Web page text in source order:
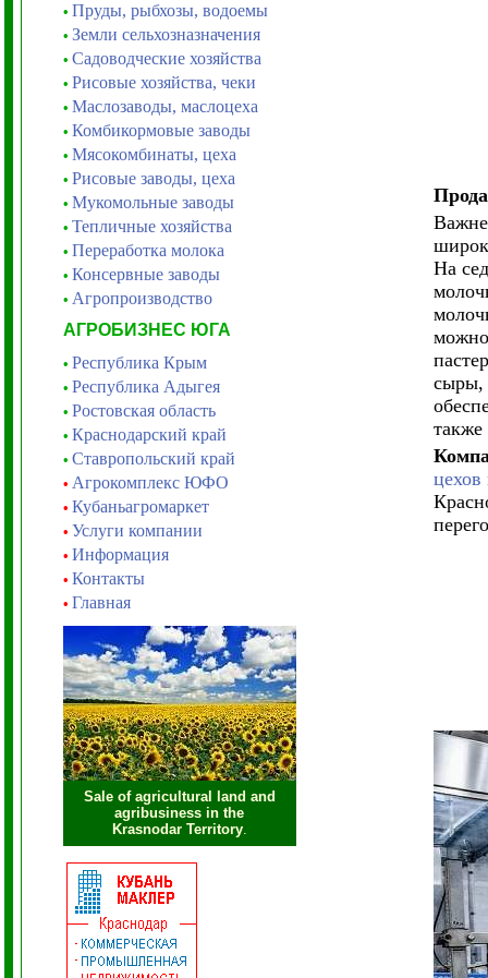
• Пруды, рыбхозы, водоемы
• Земли сельхозназначения
• Садоводческие хозяйства
• Рисовые хозяйства, чеки
• Маслозаводы, маслоцеха
• Комбикормовые заводы
• Мясокомбинаты, цеха
• Рисовые заводы, цеха
• Мукомольные заводы
• Тепличные хозяйства
• Переработка молока
• Консервные заводы
• Агропроизводство
АГРОБИЗНЕС ЮГА
• Республика Крым
• Республика Адыгея
• Ростовская область
• Краснодарский край
• Ставропольский край
• Агрокомплекс ЮФО
• Кубаньагромаркет
• Услуги компании
• Информация
• Контакты
• Главная
Sale of agricultural land and
agribusiness in the
Krasnodar Territory.
На
сыры,
также
цехов